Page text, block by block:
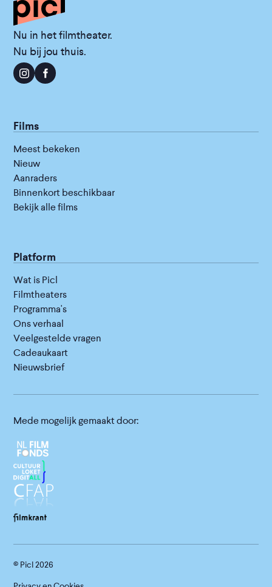
Nu in het filmtheater.
Nu bij jou thuis.
Films
Meest bekeken
Nieuw
Aanraders
Binnenkort beschikbaar
Bekijk alle films
Platform
Wat is Picl
Filmtheaters
Programma's
Ons verhaal
Veelgestelde vragen
Cadeaukaart
Nieuwsbrief
Mede mogelijk gemaakt door:
© Picl2026